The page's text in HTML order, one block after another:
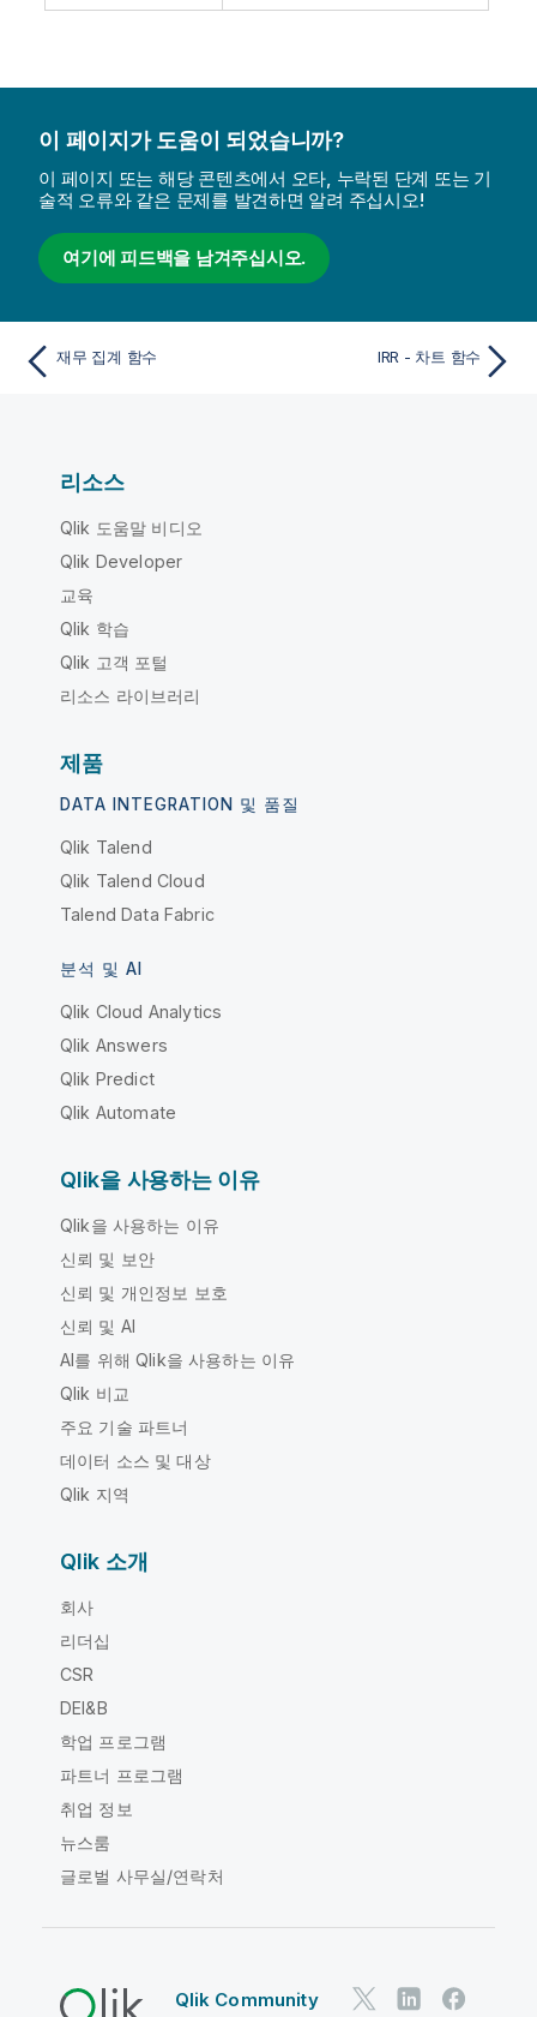
이 페이지가 도움이 되었습니까?
이 페이지 또는 해당 콘텐츠에서 오타, 누락된 단계 또는 기
술적 오류와 같은 문제를 발견하면 알려 주십시오!
여기에 피드백을 남겨주십시오.
재무 집계 함수 IRR - 차트 함수
리소스
Qlik 도움말 비디오
Qlik Developer
교육
Qlik 학습
Qlik 고객 포털
리소스 라이브러리
제품
DATA INTEGRATION 및 품질
Qlik Talend
Qlik Talend Cloud
Talend Data Fabric
분석 및 AI
Qlik Cloud Analytics
Qlik Answers
Qlik Predict
Qlik Automate
Qlik을 사용하는 이유
Qlik을 사용하는 이유
신뢰 및 보안
신뢰 및 개인정보 보호
신뢰 및 AI
AI를 위해 Qlik을 사용하는 이유
Qlik 비교
주요 기술 파트너
데이터 소스 및 대상
Qlik 지역
Qlik 소개
회사
리더십
CSR
DEI&B
학업 프로그램
파트너 프로그램
취업 정보
뉴스룸
글로벌 사무실/연락처
Qlik Community